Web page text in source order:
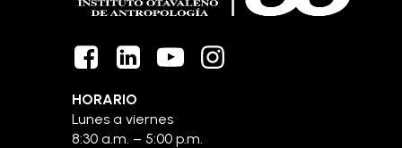
HORARIO
Lunes a viernes
8:30 a.m. – 5:00 p.m.